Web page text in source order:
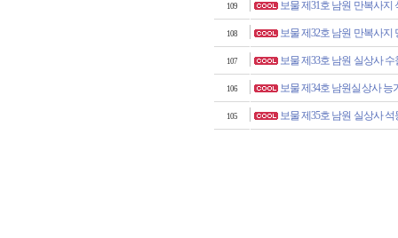
109 보물 제31호 남원 만복사지
108 보물 제32호 남원 만복사지
107 보물 제33호 남원 실상사
106 보물 제34호 남원실상사
105 보물 제35호 남원 실상사 석